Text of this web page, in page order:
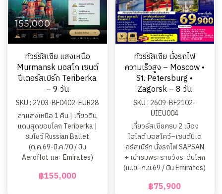
ทัวร์รัสเซีย แสงเหนือ
Murmansk มอสโก เซนต์
ปีเตอร์สเบิร์ก Teriberka
– 9 วัน
SKU : 2703-BF0402-EUR28
ล่าแสงเหนือ 1 คืน | เที่ยวดิน
แดนสุดขอบโลก Teriberka |
ชมโชว์ Russian Ballet
(ต.ค.69-มี.ค.70 / บิน
Aeroflot และ Emirates)
฿155,000
ทัวร์รัสเซีย นั่งรถไฟ
ความเร็วสูง – Moscow •
St. Petersburg •
Zagorsk – 8 วัน
SKU : 2609-BF2102-
UIEU004
เที่ยวรัสเซียครบ 2 เมือง
ไฮไลต์ มอสโคว์–เซนต์ปีเต
อร์สเบิร์ก นั่งรถไฟ SAPSAN
+ เข้าชมพระราชวังระดับโลก
(เม.ย.-ก.ย.69 / บิน Emirates)
฿75,900